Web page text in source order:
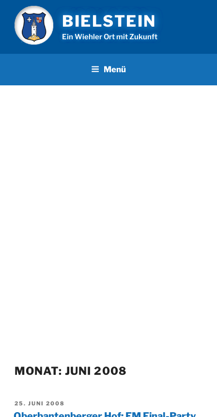
Inhalt
springen
BIELSTEIN
Ein Wiehler Ort mit Zukunft
Menü
MONAT: JUNI 2008
VERÖFFENTLICHT
AM
25. JUNI 2008